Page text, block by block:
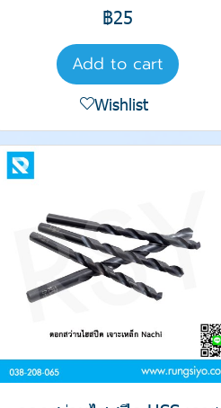
฿25
Add to cart
Wishlist